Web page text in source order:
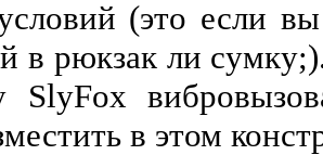
(это если
в рюкзак ли
SlyFox
в этом